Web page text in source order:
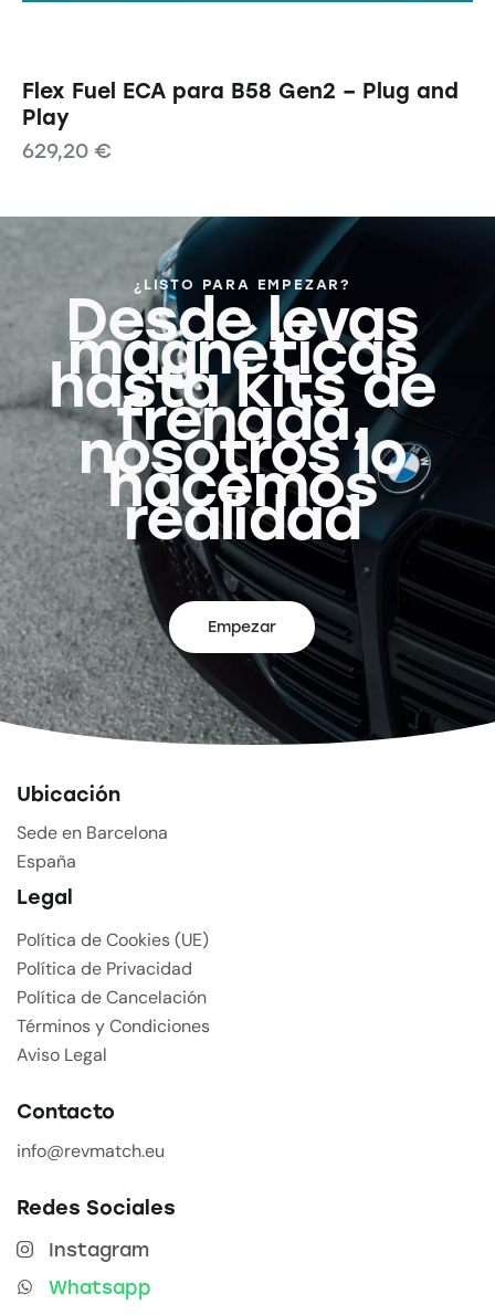
Flex Fuel ECA para B58 Gen2 – Plug and
Play
629,20 €
¿LISTO PARA EMPEZAR?
Desde levas
magnéticas
hasta kits de
frenada,
nosotros lo
hacemos
realidad
Empezar
Ubicación
Sede en Barcelona
España
Legal
Política de Cookies (UE)
Política de Privacidad
Política de Cancelación
Términos y Condiciones
Aviso Legal
Contacto
info@revmatch.eu
Redes Sociales
Instagram
Whatsapp